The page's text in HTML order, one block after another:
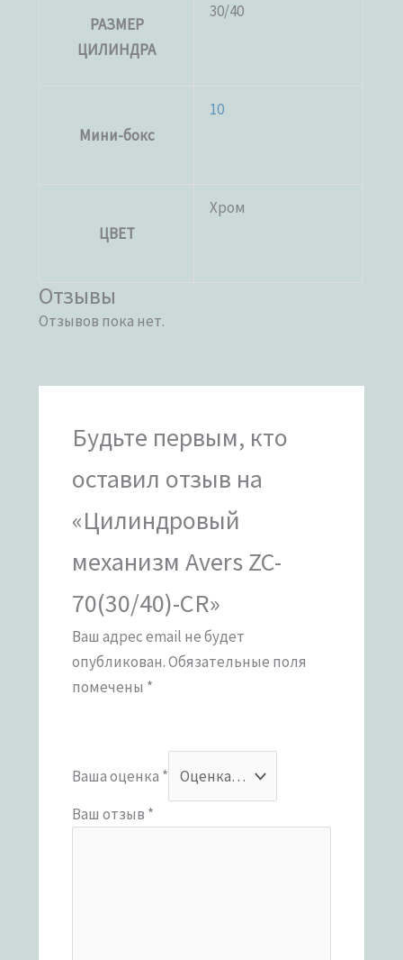
РАЗМЕР
ЦИЛИНДРА
30/40
Мини-бокс
10
ЦВЕТ
Хром
Отзывы
Отзывов пока нет.
Будьте первым, кто
оставил отзыв на
«Цилиндровый
механизм Avers ZC-
70(30/40)-CR»
Ваш адрес email не будет
опубликован.Обязательные поля
помечены *
Ваша оценка *
Ваш отзыв *